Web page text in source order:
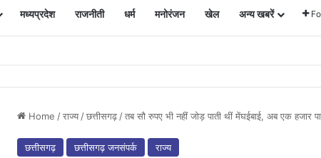
मध्यप्रदेश राजनीती धर्म मनोरंजन खेल अन्य खबरें
नैनो डीएपी और नैनो यूरिया बने किसानों के भरोसेमंद कृषि साथी…..
Home /राज्य /छत्तीसगढ़ /तब सौ रुपए भी नहीं जोड़ पाती थीं मेंघईबाई, अब एक हजार
छत्तीसगढ़ छत्तीसगढ़ जनसंपर्क राज्य